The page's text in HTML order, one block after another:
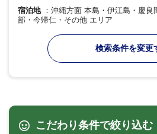
宿泊地
沖縄方面 本島・伊江島・慶良
部・今帰仁・その他 エリア
検索条件を変更
こだわり条件で絞り込む